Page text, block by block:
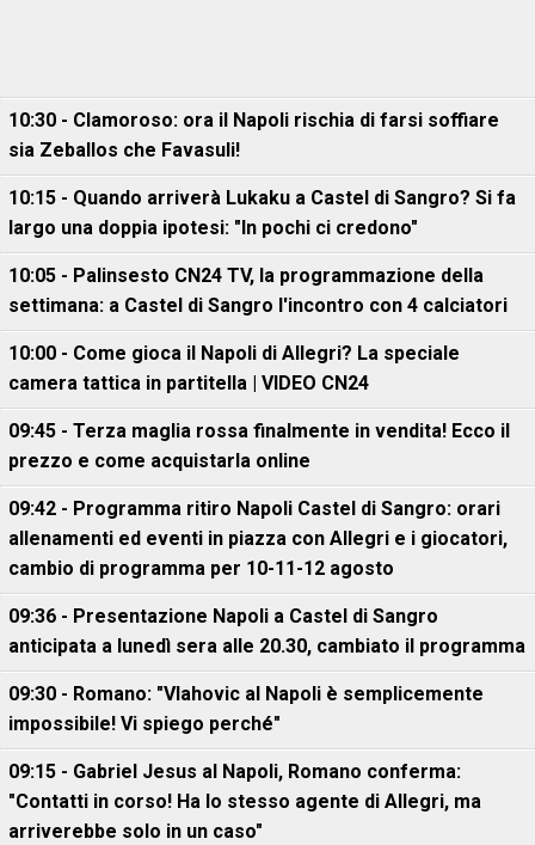
10:30 - Clamoroso: ora il Napoli rischia di farsi soffiare
sia Zeballos che Favasuli!
10:15 - Quando arriverà Lukaku a Castel di Sangro? Si fa
largo una doppia ipotesi: "In pochi ci credono"
10:05 - Palinsesto CN24 TV, la programmazione della
settimana: a Castel di Sangro l'incontro con 4 calciatori
10:00 - Come gioca il Napoli di Allegri? La speciale
camera tattica in partitella | VIDEO CN24
09:45 - Terza maglia rossa finalmente in vendita! Ecco il
prezzo e come acquistarla online
09:42 - Programma ritiro Napoli Castel di Sangro: orari
allenamenti ed eventi in piazza con Allegri e i giocatori,
cambio di programma per 10-11-12 agosto
09:36 - Presentazione Napoli a Castel di Sangro
anticipata a lunedì sera alle 20.30, cambiato il programma
09:30 - Romano: "Vlahovic al Napoli è semplicemente
impossibile! Vi spiego perché"
09:15 - Gabriel Jesus al Napoli, Romano conferma:
"Contatti in corso! Ha lo stesso agente di Allegri, ma
arriverebbe solo in un caso"